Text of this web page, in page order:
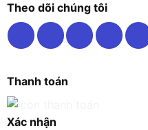
Theo dõi chúng tôi
Thanh toán
Xác nhận